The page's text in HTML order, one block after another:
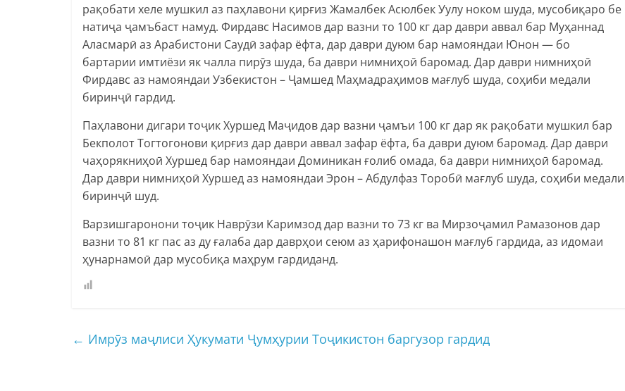
рақобати хеле мушкил аз паҳлавони қирғиз Жамалбек Асюлбек Уулу ноком шуда, мусобиқаро бе
натиҷа ҷамъбаст намуд. Фирдавс Насимов дар вазни то 100 кг дар даври аввал бар Муҳаннад
Аласмарӣ аз Арабистони Саудӣ зафар ёфта, дар даври дуюм бар намояндаи Юнон — бо
бартарии имтиёзи як чалла пирӯз шуда, ба даври нимниҳоӣ баромад. Дар даври нимниҳоӣ
Фирдавс аз намояндаи Узбекистон – Ҷамшед Маҳмадраҳимов мағлуб шуда, соҳиби медали
биринҷӣ гардид.
Паҳлавони дигари тоҷик Хуршед Маҷидов дар вазни ҷамъи 100 кг дар як рақобати мушкил бар
Бекполот Тогтогонови қирғиз дар даври аввал зафар ёфта, ба даври дуюм баромад. Дар даври
чаҳорякниҳоӣ Хуршед бар намояндаи Доминикан ғолиб омада, ба даври нимниҳоӣ баромад.
Дар даври нимниҳоӣ Хуршед аз намояндаи Эрон – Абдулфаз Торобӣ мағлуб шуда, соҳиби медали
биринҷӣ шуд.
Варзишгаронони тоҷик Наврӯзи Каримзод дар вазни то 73 кг ва Мирзоҷамил Рамазонов дар
вазни то 81 кг пас аз ду ғалаба дар даврҳои сеюм аз ҳарифонашон мағлуб гардида, аз идомаи
ҳунарнамоӣ дар мусобиқа маҳрум гардиданд.
← Имрӯз маҷлиси Ҳукумати Ҷумҳурии Тоҷикистон баргузор гардид